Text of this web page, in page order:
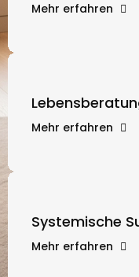
Mehr erfahren
Mehr erfahren
Systemische
Mehr erfahren